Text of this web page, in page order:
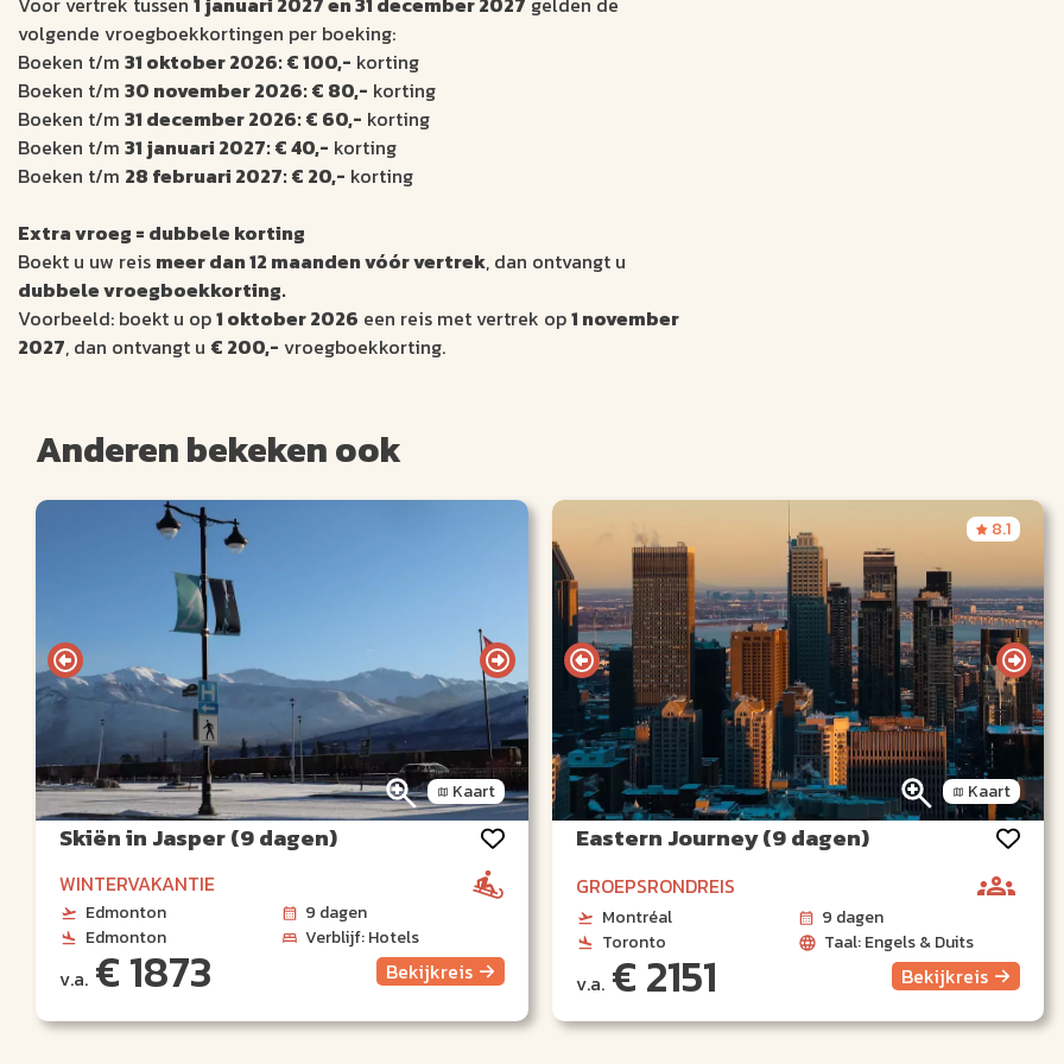
volgende vroegboekkortingen per boeking:
Boeken t/m 31 oktober 2026: € 100,- korting
Boeken t/m 30 november 2026: € 80,- korting
Boeken t/m 31 december 2026: € 60,- korting
Boeken t/m 31 januari 2027: € 40,- korting
Boeken t/m 28 februari 2027: € 20,- korting
Extra vroeg = dubbele korting
Boekt u uw reis meer dan 12 maanden vóór vertrek, dan ontvangt u
dubbele vroegboekkorting.
Voorbeeld: boekt u op1 oktober 2026 een reis met vertrek op1 november
2027, dan ontvangt u € 200,- vroegboekkorting.
Anderen bekeken ook
Kaart
Skiën in Jasper (9 dagen)
WINTERVAKANTIE
Edmonton
9 dagen
Edmonton
Verblijf: Hotels
v.a. € 1873 Bekijkreis
8.1
Kaart
Eastern Journey (9 dagen)
GROEPSRONDREIS
Montréal
9 dagen
Toronto
Taal: Engels & Duits
v.a. € 2151 Bekijkreis